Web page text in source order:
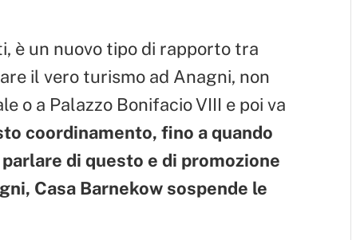
è un nuovo tipo di rapporto tra
il vero turismo ad Anagni, non
o a Palazzo Bonifacio VIII e poi va
coordinamento, fino a quando
di questo e di promozione
Casa Barnekow sospende le